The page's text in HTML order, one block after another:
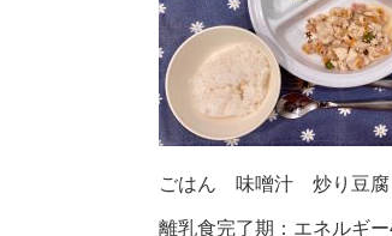
ごはん 味噌汁 炒り豆
離乳食完了期：エネルギ